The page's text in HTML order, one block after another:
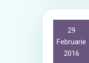
29
Februarie
2016